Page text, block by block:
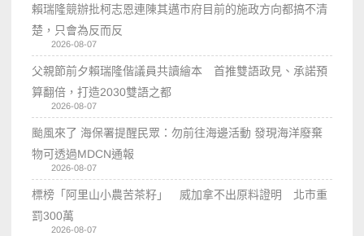
賴瑞隆競辦批柯志恩連陳其邁市府目前的施政方向都搞不清
楚，只會為反而反
2026-08-07
父親節前夕賴瑞隆偕議員共讀繪本 首推雙語政見、承諾預
算翻倍，打造2030雙語之都
2026-08-07
颱風來了 海保署提醒民眾：勿前往海邊活動 發現海洋廢棄
物可透過MDCN通報
2026-08-07
標榜「阿里山小農苦茶籽」 威加拿不出原料證明 北市重
罰300萬
2026-08-07